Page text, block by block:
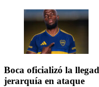
Boca oficializó la
jerarquía en ataque